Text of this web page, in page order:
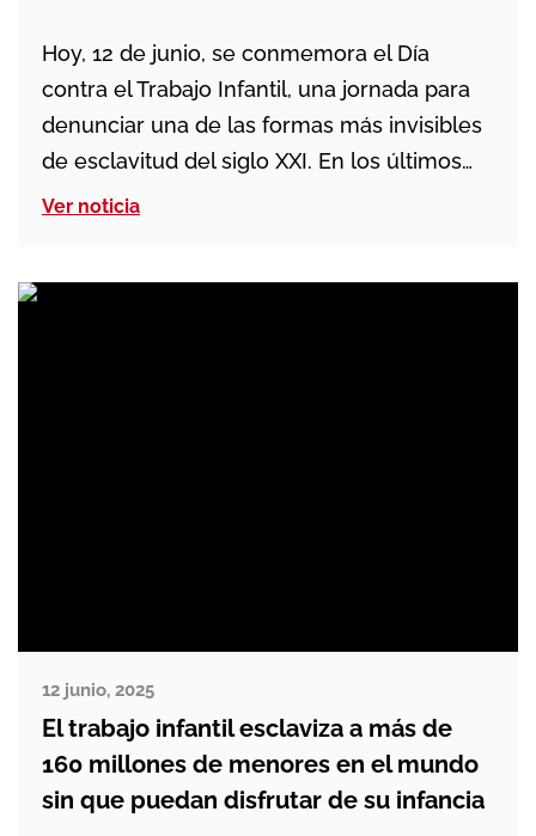
Hoy, 12 de junio, se conmemora el Día
contra el Trabajo Infantil, una jornada para
denunciar una de las formas más invisibles
de esclavitud del siglo XXI. En los últimos
años se han logrado avances y las cifras
Ver noticia
12 junio, 2025
El trabajo infantil esclaviza a más de
160 millones de menores en el mundo
sin que puedan disfrutar de su infancia